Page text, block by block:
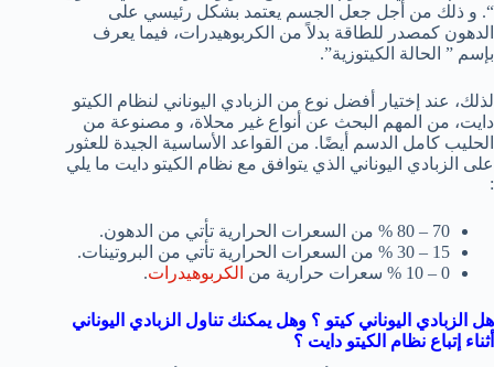
“. و ذلك من أجل جعل الجسم يعتمد بشكل رئيسي على
الدهون كمصدر للطاقة بدلاً من الكربوهيدرات، فيما يعرف
بإسم ” الحالة الكيتوزية”.
لذلك، عند إختيار أفضل نوع من الزبادي اليوناني لنظام الكيتو
دايت، من المهم البحث عن أنواع غير محلاة، و مصنوعة من
الحليب كامل الدسم أيضًا. من القواعد الأساسية الجيدة للعثور
على الزبادي اليوناني الذي يتوافق مع نظام الكيتو دايت ما يلي
:
70 – 80 % من السعرات الحرارية تأتي من الدهون.
15 – 30 % من السعرات الحرارية تأتي من البروتينات.
0 – 10 % سعرات حرارية من
الكربوهيدرات.
هل الزبادي اليوناني كيتو ؟ وهل يمكنك تناول الزبادي اليوناني
أثناء إتباع نظام الكيتو دايت ؟